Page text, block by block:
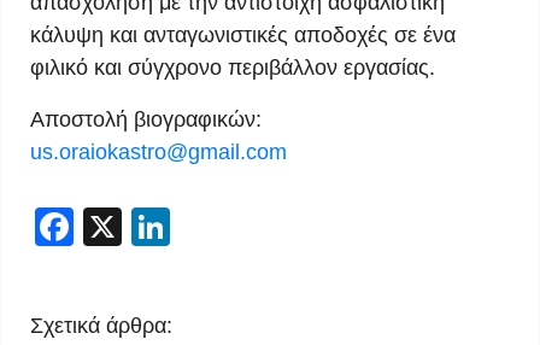
κάλυψη και ανταγωνιστικές αποδοχές σε ένα
φιλικό και σύγχρονο περιβάλλον εργασίας.
Αποστολή βιογραφικών:
us.oraiokastro@gmail.com
Facebook
X
Σχετικά άρθρα: